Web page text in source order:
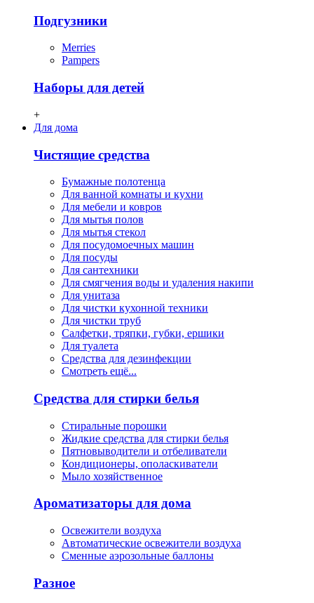
Подгузники
Merries
Pampers
Наборы для детей
+
Для дома
Чистящие средства
Бумажные полотенца
Для ванной комнаты и кухни
Для мебели и ковров
Для мытья полов
Для мытья стекол
Для посудомоечных машин
Для посуды
Для сантехники
Для смягчения воды и удаления накипи
Для унитаза
Для чистки кухонной техники
Для чистки труб
Салфетки, тряпки, губки, ершики
Для туалета
Средства для дезинфекции
Смотреть ещё...
Средства для стирки белья
Стиральные порошки
Жидкие средства для стирки белья
Пятновыводители и отбеливатели
Кондиционеры, ополаскиватели
Мыло хозяйственное
Ароматизаторы для дома
Освежители воздуха
Автоматические освежители воздуха
Сменные аэрозольные баллоны
Разное